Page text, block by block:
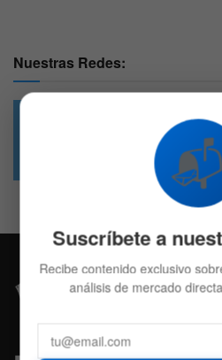
Nuestras Redes:
4.7k
Followers
📬
Suscríbete a
Recibe contenido exclusivo
análisis de mercado